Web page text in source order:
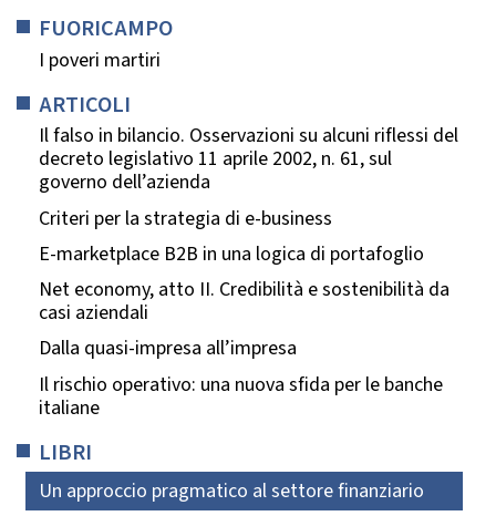
FUORICAMPO
I poveri martiri
ARTICOLI
Il falso in bilancio. Osservazioni su alcuni riflessi del
decreto legislativo 11 aprile 2002, n. 61, sul
governo dell’azienda
Criteri per la strategia di e-business
E-marketplace B2B in una logica di portafoglio
Net economy, atto II. Credibilità e sostenibilità da
casi aziendali
Dalla quasi-impresa all’impresa
Il rischio operativo: una nuova sfida per le banche
italiane
LIBRI
Un approccio pragmatico al settore finanziario